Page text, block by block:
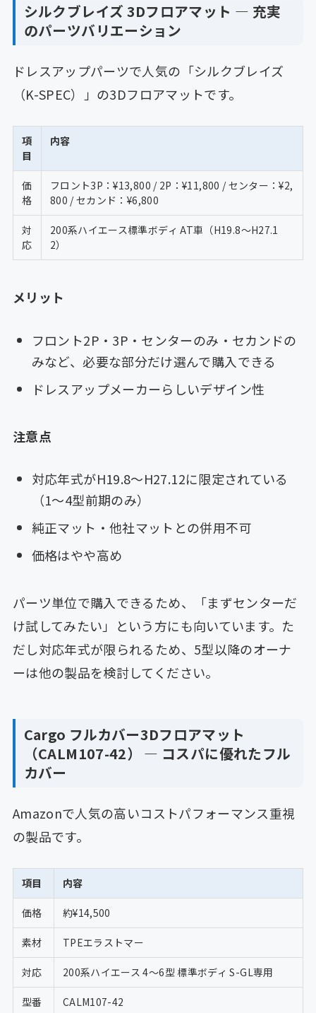
シルクブレイズ 3Dフロアマット ― 充実
のパーツバリエーション
ドレスアップパーツで人気の「シルクブレイズ
（K-SPEC）」の3Dフロアマットです。
項
目
内容
価
格
フロント3P：¥13,800 / 2P：¥11,800 / センター：¥2,
800 / セカンド：¥6,800
対
応
200系ハイエース標準ボディ AT車（H19.8〜H27.1
2）
メリット
フロント2P・3P・センターのみ・セカンドの
みなど、必要な部分だけ選んで購入できる
ドレスアップメーカーらしいデザイン性
注意点
対応年式がH19.8〜H27.12に限定されている
（1〜4型前期のみ）
純正マット・他社マットとの併用不可
価格はやや高め
パーツ単位で購入できるため、「まずセンターだ
け試してみたい」という方にも向いています。た
だし対応年式が限られるため、5型以降のオーナ
ーは他の製品を検討してください。
Cargo フルカバー3Dフロアマット
（CALM107-42） ― コスパに優れたフル
カバー
Amazonで人気の高いコストパフォーマンス重視
の製品です。
項目 内容
価格 約¥14,500
素材 TPEエラストマー
対応 200系ハイエース 4〜6型 標準ボディ S-GL専用
型番 CALM107-42